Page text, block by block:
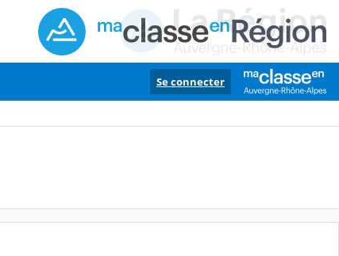
Se connecter